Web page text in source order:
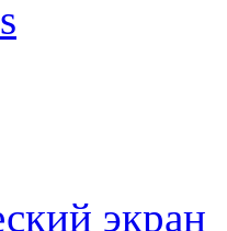
экран